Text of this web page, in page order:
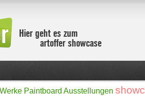
Hier geht es zum
artoffer showcase
Werke Paintboard Ausstellungen